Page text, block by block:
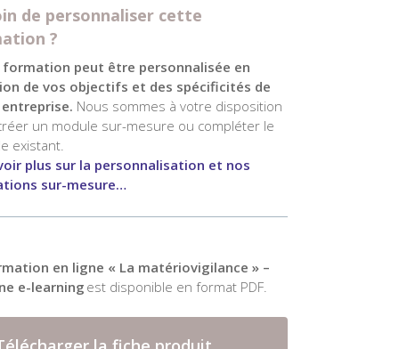
de personnaliser cette
?
formation peut être personnalisée en
de vos objectifs et des spécificités de
Nous sommes à votre disposition
un module sur-mesure ou compléter le
existant.
plus sur la personnalisation et nos
sur-mesure…
en ligne « La matériovigilance » –
e-learningest disponible en format PDF.